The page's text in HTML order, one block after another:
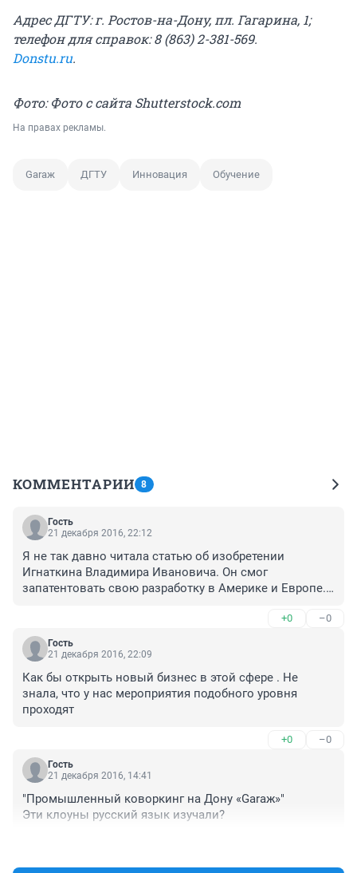
Адрес ДГТУ: г. Ростов-на-Дону, пл. Гагарина, 1;
телефон для справок: 8 (863) 2-381-569.
Donstu.ru.
Фото: Фото с сайта Shutterstock.com
На правах рекламы.
Garaж ДГТУ Инновация Обучение
КОММЕНТАРИИ 8
Гость
21 декабря 2016, 22:12
Я не так давно читала статью об изобретении
Игнаткина Владимира Ивановича. Он смог
запатентовать свою разработку в Америке и Европе.
базу в металлолом. При всем уважении к работе
Владимира Колодкина, это странное начинание под
крышей ДГТУ ни к чему хорошему не приведет.
+0 –0
Гость
21 декабря 2016, 22:09
Как бы открыть новый бизнес в этой сфере . Не
знала, что у нас мероприятия подобного уровня
проходят
+0 –0
Гость
21 декабря 2016, 14:41
"Промышленный коворкинг на Дону «Garaж»"
Эти клоуны русский язык изучали?